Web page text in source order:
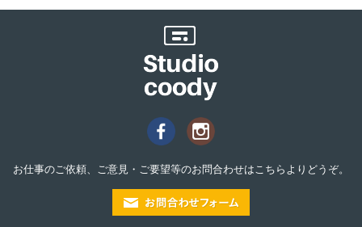
お仕事のご依頼、ご意見・ご要望等のお問合わせはこちらよりどうぞ。